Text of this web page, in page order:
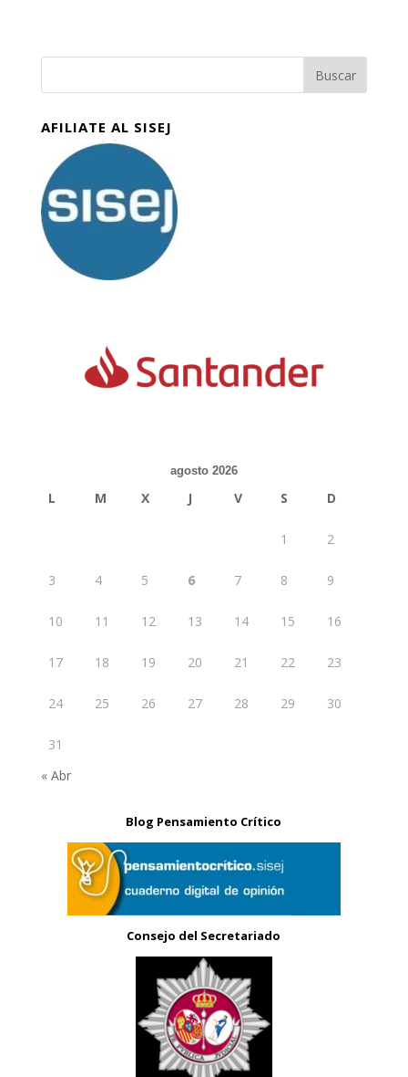
AFILIATE AL SISEJ
agosto 2026
L M X J V S D
1 2
3 4 5 6 7 8 9
10 11 12 13 14 15 16
17 18 19 20 21 22 23
24 25 26 27 28 29 30
31
« Abr
Blog Pensamiento Crítico
Consejo del Secretariado